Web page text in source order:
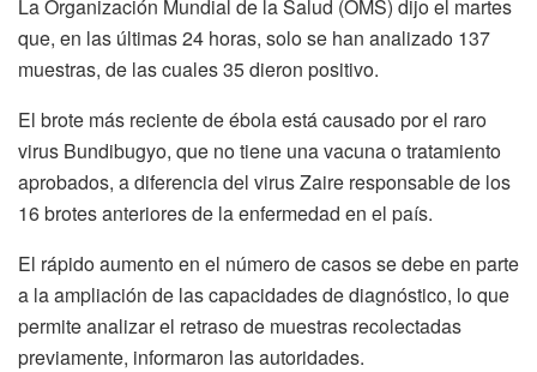
La Organización Mundial de la Salud (OMS) dijo el martes
que, en las últimas 24 horas, solo se han analizado 137
muestras, de las cuales 35 dieron positivo.
El brote más reciente de ébola está causado por el raro
virus Bundibugyo, que no tiene una vacuna o tratamiento
aprobados, a diferencia del virus Zaire responsable de los
16 brotes anteriores de la enfermedad en el país.
El rápido aumento en el número de casos se debe en parte
a la ampliación de las capacidades de diagnóstico, lo que
permite analizar el retraso de muestras recolectadas
previamente, informaron las autoridades.